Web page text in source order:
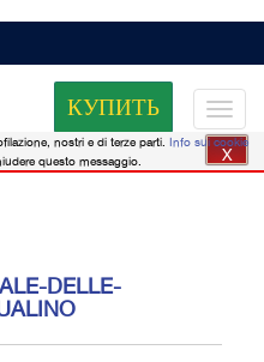
КУПИТЬ
DELLE-
nostri e di terze parti. Info sui cookie
questo messaggio.
X